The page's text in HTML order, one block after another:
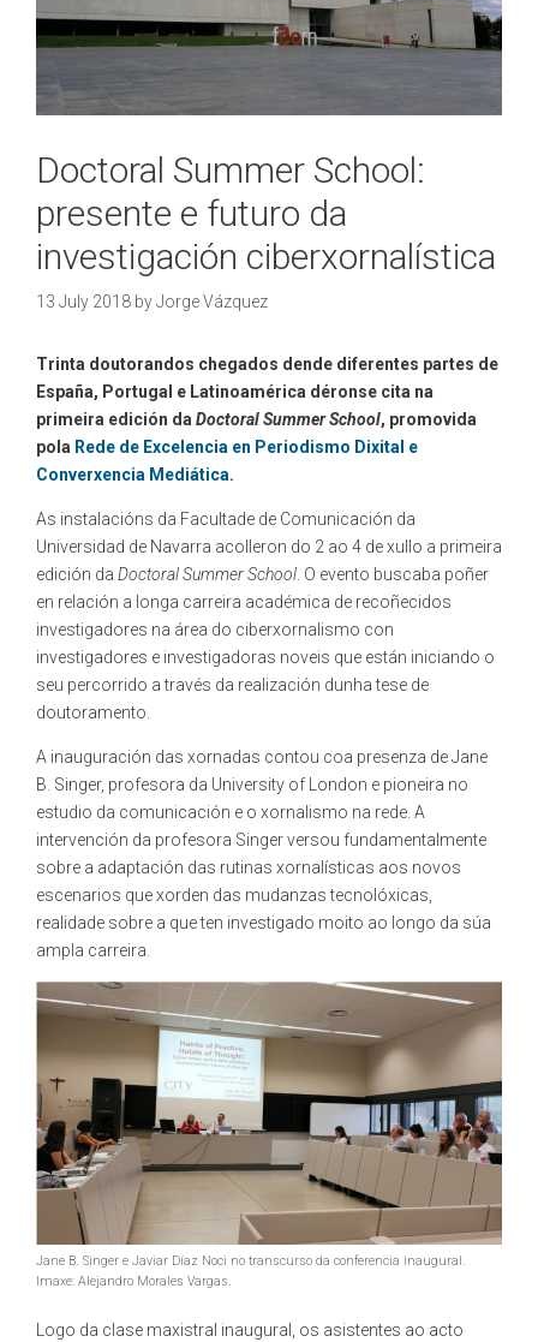
Doctoral Summer School:
presente e futuro da
investigación ciberxornalística
13 July 2018 byJorge Vázquez
Trinta doutorandos chegados dende diferentes partes de
España, Portugal e Latinoamérica déronse cita na
primeira edición da Doctoral Summer School, promovida
pola Rede de Excelencia en Periodismo Dixital e
Converxencia Mediática.
As instalacións da Facultade de Comunicación da
Universidad de Navarra acolleron do 2 ao 4 de xullo a primeira
edición da Doctoral Summer School . O evento buscaba poñer
en relación a longa carreira académica de recoñecidos
investigadores na área do ciberxornalismo con
investigadores e investigadoras noveis que están iniciando o
seu percorrido a través da realización dunha tese de
doutoramento.
A inauguración das xornadas contou coa presenza de Jane
B. Singer, profesora da University of London e pioneira no
estudio da comunicación e o xornalismo na rede. A
intervención da profesora Singer versou fundamentalmente
sobre a adaptación das rutinas xornalísticas aos novos
escenarios que xorden das mudanzas tecnolóxicas,
realidade sobre a que ten investigado moito ao longo da súa
ampla carreira.
Jane B. Singer e Javiar Díaz Noci no transcurso da conferencia inaugural.
Imaxe: Alejandro Morales Vargas.
Logo da clase maxistral inaugural, os asistentes ao acto